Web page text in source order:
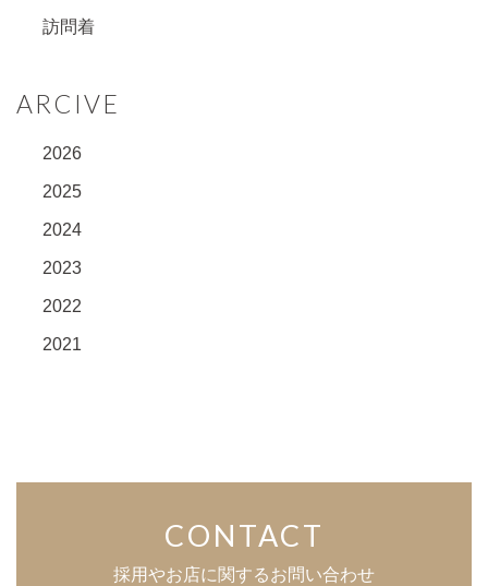
訪問着
ARCIVE
2026
2025
2024
2023
2022
2021
CONTACT
採用やお店に関するお問い合わせ